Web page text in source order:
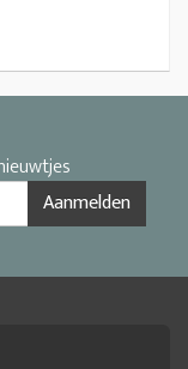
Aanmelden